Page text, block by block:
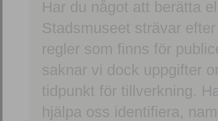
Har du något att berätta
Stadsmuseet strävar
regler som finns för
saknar vi dock uppgifter
tidpunkt för tillverkning.
hjälpa oss identifiera,